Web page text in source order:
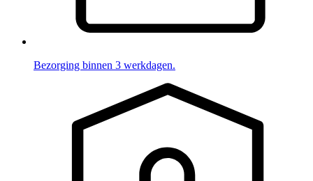
Bezorging binnen 3 werkdagen.